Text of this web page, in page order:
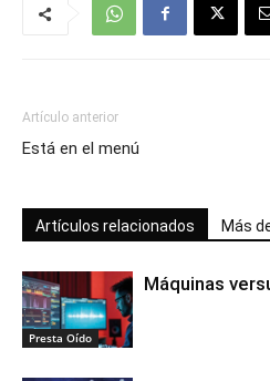
Artículo anterior
Está en el menú
Artículos relacionados Más
Presta Oído
Máquinas